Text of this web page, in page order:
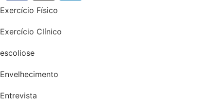
Exercício Físico
Exercício Clínico
escoliose
Envelhecimento
Entrevista